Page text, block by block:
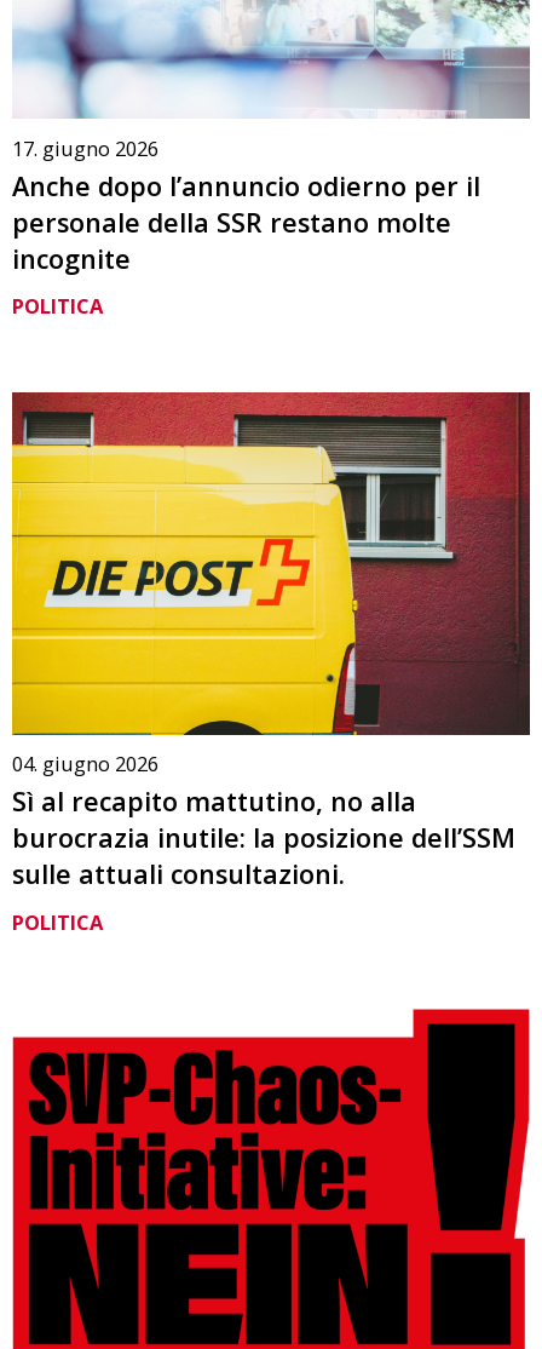
17. giugno 2026
Anche dopo l’annuncio odierno per il
personale della SSR restano molte
incognite
POLITICA
04. giugno 2026
Sì al recapito mattutino, no alla
burocrazia inutile: la posizione dell’SSM
sulle attuali consultazioni.
POLITICA